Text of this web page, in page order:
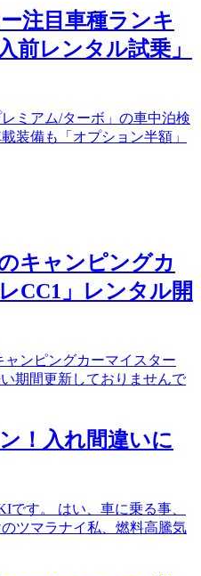
注目車種ランキ
前レンタル試乗」
ミアム/ターボ」の車中泊検
装備も「オプション半額」
キャンピングカ
CC1」レンタル開
ンピングカーマイスター
期間更新しておりませんで
！入れ間違いに
です。 はい、車に乗る事、
ツマラナイ私、燃料高騰気